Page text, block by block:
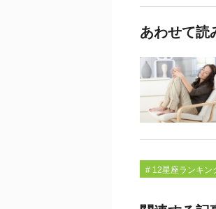
あわせて読
# 12星座ランキン